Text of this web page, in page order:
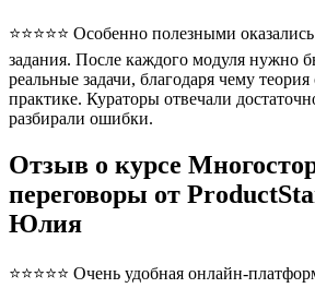
⭐⭐⭐⭐⭐ Особенно полезными
задания. После каждого модуля нужно
реальные задачи, благодаря чему теория
практике. Кураторы отвечали
разбирали ошибки.
Отзыв о курсе
переговоры от
Юлия
⭐⭐⭐⭐⭐ Очень удобная онлайн-